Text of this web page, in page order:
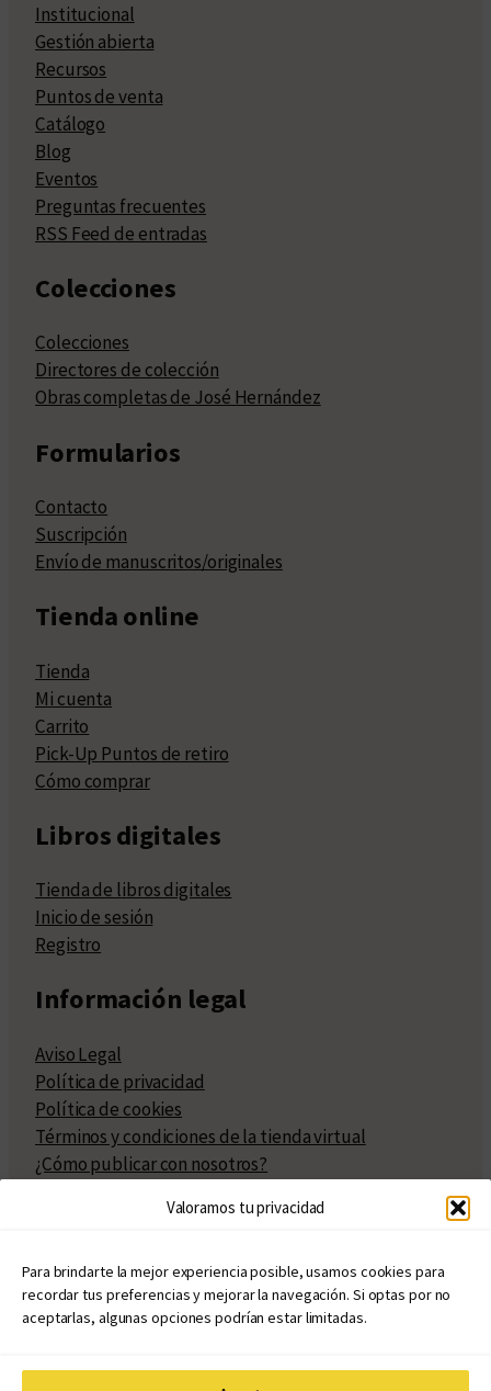
Valoramos tu privacidad
Para brindarte la mejor experiencia posible, usamos cookies para
recordar tus preferencias y mejorar la navegación. Si optas por no
aceptarlas, algunas opciones podrían estar limitadas.
Institucional
Gestión abierta
Recursos
Puntos de venta
Catálogo
Blog
Eventos
Preguntas frecuentes
RSS Feed de entradas
Colecciones
Colecciones
Directores de colección
Obras completas de José Hernández
Formularios
Contacto
Suscripción
Envío de manuscritos/originales
Tienda online
Tienda
Mi cuenta
Carrito
Pick-Up Puntos de retiro
Cómo comprar
Libros digitales
Tienda de libros digitales
Inicio de sesión
Registro
Información legal
Aviso Legal
Política de privacidad
Política de cookies
Términos y condiciones de la tienda virtual
¿Cómo publicar con nosotros?
Políticas de publicación
Políticas de coedición
Atribuciones